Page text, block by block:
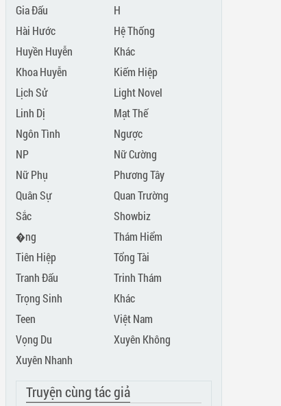
Gia Đấu
H
Hài Hước
Hệ Thống
Huyền Huyễn
Khác
Khoa Huyễn
Kiếm Hiệp
Lịch Sử
Light Novel
Linh Dị
Mạt Thế
Ngôn Tình
Ngược
NP
Nữ Cường
Nữ Phụ
Phương Tây
Quân Sự
Quan Trường
Sắc
Showbiz
�ng
Thám Hiểm
Tiên Hiệp
Tổng Tài
Tranh Đấu
Trinh Thám
Trọng Sinh
Khác
Teen
Việt Nam
Vọng Du
Xuyên Không
Xuyên Nhanh
Truyện cùng tác giả